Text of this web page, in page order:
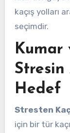
kaçış yolları
seçimdir.
Kumar
Stresin
Hedef
Stresten
için bir tür